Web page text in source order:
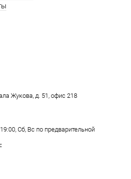
Сб, Вс по предварительной
Жукова, д. 51, офис 218​​